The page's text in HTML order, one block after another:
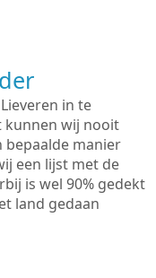
in te
kunnen wij nooit
bepaalde manier
een lijst met de
is wel 90% gedekt
land gedaan